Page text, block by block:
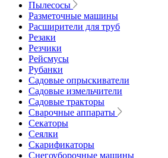
Пылесосы
Разметочные машины
Расширители для труб
Резаки
Резчики
Рейсмусы
Рубанки
Садовые опрыскиватели
Садовые измельчители
Садовые тракторы
Сварочные аппараты
Секаторы
Сеялки
Скарификаторы
Снегоуборочные машины